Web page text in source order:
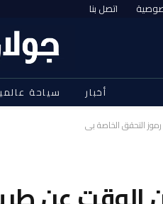
اتصل بنا
أخبار سياحة